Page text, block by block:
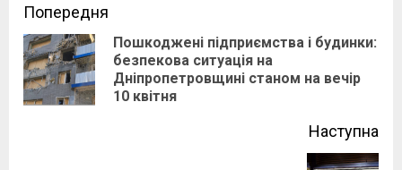
Continue
Reading
Попередня
Пошкоджені підприємства і будинки:
безпекова ситуація на
Дніпропетровщині станом на вечір
10 квітня
Наступна